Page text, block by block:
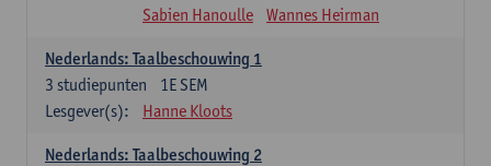
Sabien Hanoulle
Wannes Heirman
Nederlands: Taalbeschouwing 1
1E SEM
3 studiepunten
Lesgever(s):
Hanne Kloots
Nederlands: Taalbeschouwing 2